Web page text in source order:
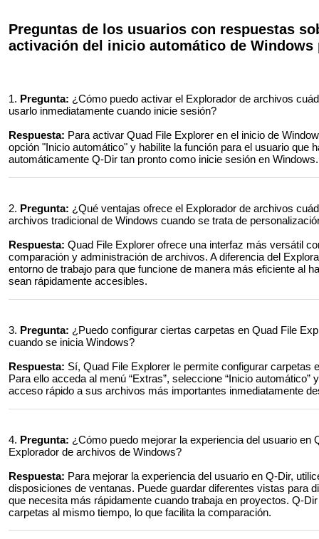
Preguntas de los usuarios con respuestas
activación del inicio automático de
1. Pregunta: ¿Cómo puedo activar el Explorador de archivos
usarlo inmediatamente cuando inicie sesión?
Respuesta: Para activar Quad File Explorer en el inicio de
opción "Inicio automático" y habilite la función para el usuario que
automáticamente Q-Dir tan pronto como inicie sesión en Windows.
2. Pregunta: ¿Qué ventajas ofrece el Explorador de archivos
archivos tradicional de Windows cuando se trata de
Respuesta: Quad File Explorer ofrece una interfaz más versátil
comparación y administración de archivos. A diferencia del
entorno de trabajo para que funcione de manera más eficiente al
sean rápidamente accesibles.
3. Pregunta: ¿Puedo configurar ciertas carpetas en Quad File
cuando se inicia Windows?
Respuesta: Sí, Quad File Explorer le permite configurar
Para ello acceda al menú “Extras”, seleccione “Inicio
acceso rápido a sus archivos más importantes inmediatamente
4. Pregunta: ¿Cómo puedo mejorar la experiencia del usuario
Explorador de archivos de Windows?
Respuesta: Para mejorar la experiencia del usuario en Q-Dir,
disposiciones de ventanas. Puede guardar diferentes vistas para
que necesita más rápidamente cuando trabaja en proyectos. Q-
carpetas al mismo tiempo, lo que facilita la comparación.